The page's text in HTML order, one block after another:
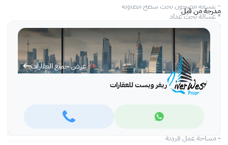
مدرجة من قبل
عرض جميع العقارات
ريفر ويست للعقارات
* غسالة الصحون تحت سطح الطاولة
* غسالة تحت عداد
* بالوعة بما في ذلك خلاط سطح السفينة العالية
مجموعة كبيرة من وسائل الراحة:
- حمام سباحة على التراس
- خدمات الكونسيرج على مدار 24 ساعة
- صالة رياضية مجهزة بالكامل
- منطقة لعب الاطفال
- غرفة اجتماعات خاصة
- مساحة عمل فردية